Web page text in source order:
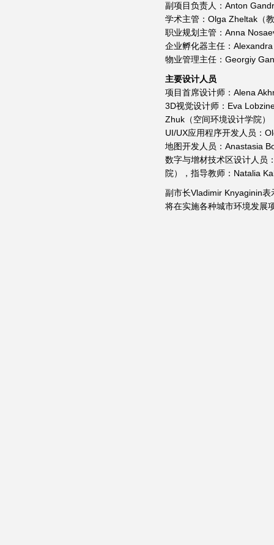
副项目负责人：Anton
学术主管：Olga Zheltak（
职业规划主管：Anna
企业孵化器主任：
物业管理主任：Georgiy
主要设计人员
项目首席设计师：Alena
3D视觉设计师：Eva
Zhuk（空间环境设计学院）
UI/UX应用程序开发人员：
地图开发人员：Anastasia
数字与增材技术区设计人员
院），指导教师：Natalia
副市长Vladimir Knyaginin表
将在实施各种城市环境发展